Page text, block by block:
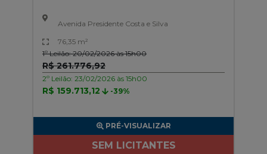
Avenida Presidente Costa e Silva
76,35 m²
1º Leilão: 20/02/2026 às 15h00
R$ 261.776,92
2º Leilão: 23/02/2026 às 15h00
R$ 159.713,12 -39%
PRÉ-VISUALIZAR
SEM LICITANTES